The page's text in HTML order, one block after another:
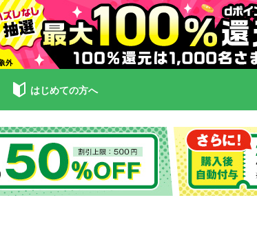
はじめての方へ